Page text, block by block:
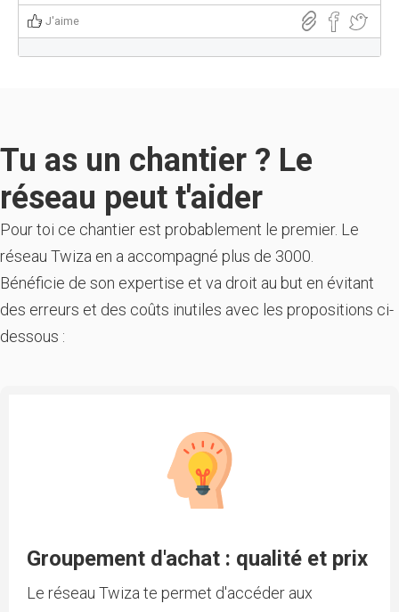
J'aime
Tu as un chantier ? Le
réseau peut t'aider
Pour toi ce chantier est probablement le premier. Le
réseau Twiza en a accompagné plus de 3000.
Bénéficie de son expertise et va droit au but en évitant
des erreurs et des coûts inutiles avec les propositions ci-
dessous :
Groupement d'achat : qualité et prix
Le réseau Twiza te permet d'accéder aux